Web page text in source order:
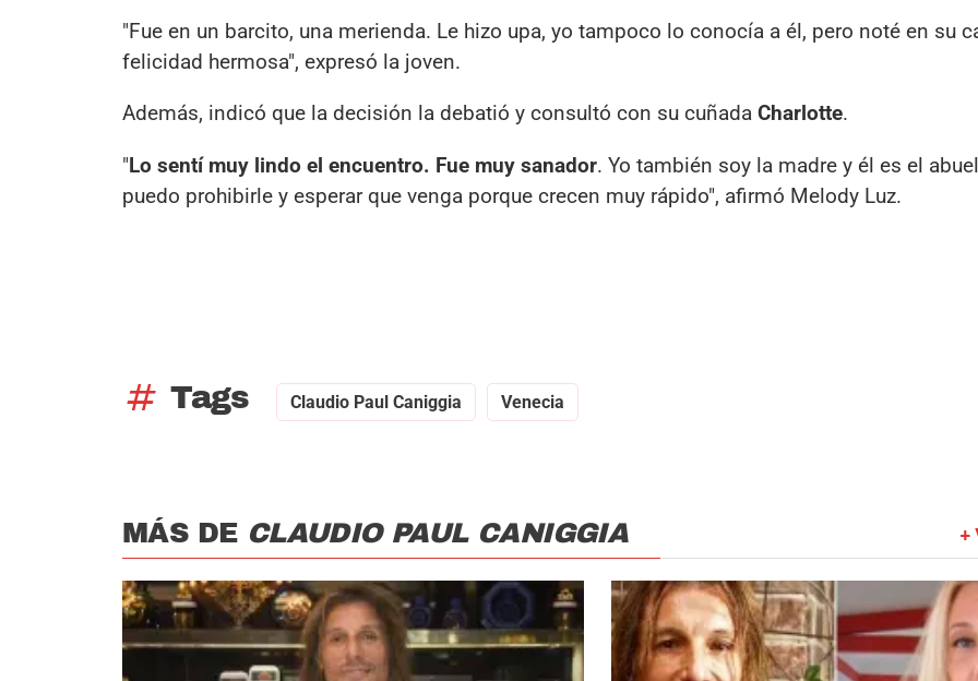
"Fue en un barcito, una merienda. Le hizo upa, yo tampoco lo conocía a él, pero noté en su
felicidad hermosa", expresó la joven.
Además, indicó que la decisión la debatió y consultó con su cuñada Charlotte.
"Lo sentí muy lindo el encuentro. Fue muy sanador. Yo también soy la madre y él es el
puedo prohibirle y esperar que venga porque crecen muy rápido", afirmó Melody Luz.
tag Tags Claudio Paul Caniggia Venecia
+
MÁS DE CLAUDIO PAUL CANIGGIA